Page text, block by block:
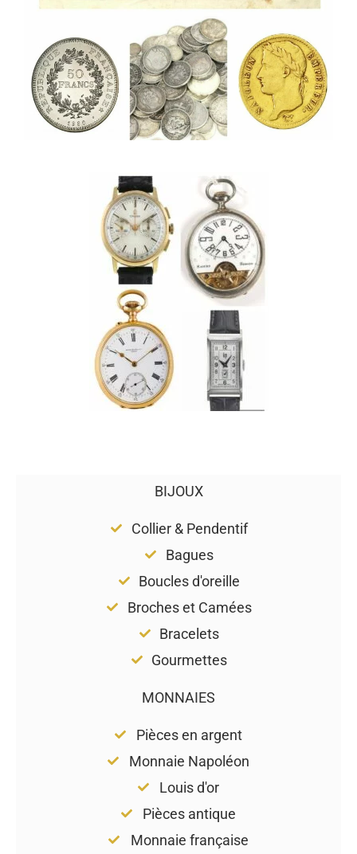
BIJOUX
Collier & Pendentif
Bagues
Boucles d'oreille
Broches et Camées
Bracelets
Gourmettes
MONNAIES
Pièces en argent
Monnaie Napoléon
Louis d'or
Pièces antique
Monnaie française